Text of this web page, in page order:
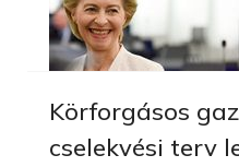
Körforgásos
cselekvési terv